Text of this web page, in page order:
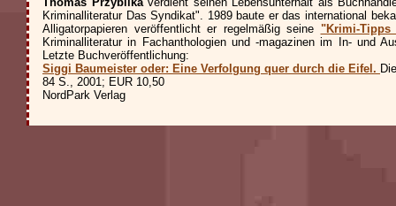
Kriminalliteratur Das Syndikat". 1989 baute er das international
Alligatorpapieren veröffentlicht er regelmäßig seine "Krimi-
Kriminalliteratur in Fachanthologien und -magazinen im In- und
Letzte Buchveröffentlichung:
Siggi Baumeister oder: Eine Verfolgung quer durch die Eifel.
84 S., 2001; EUR 10,50
NordPark Verlag